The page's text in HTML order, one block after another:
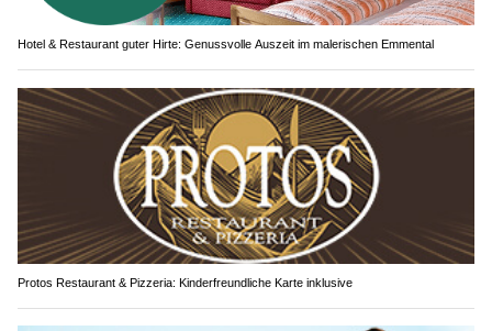
Hotel & Restaurant guter Hirte: Genussvolle Auszeit im malerischen Emmental
Protos Restaurant & Pizzeria: Kinderfreundliche Karte inklusive